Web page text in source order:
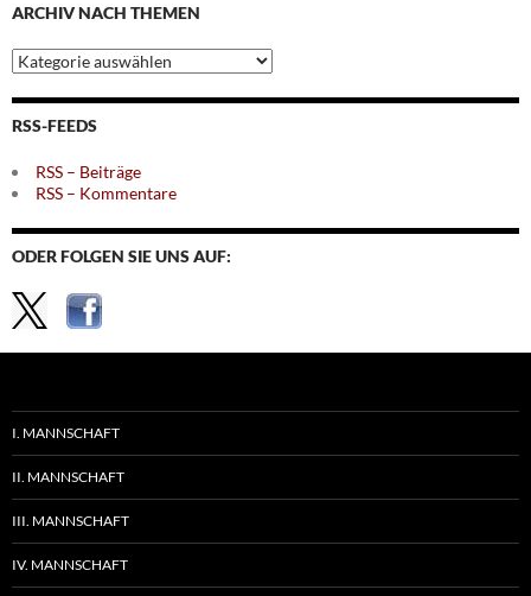
ARCHIV NACH THEMEN
Archiv
nach
Themen
RSS-FEEDS
RSS – Beiträge
RSS – Kommentare
ODER FOLGEN SIE UNS AUF:
I. MANNSCHAFT
II. MANNSCHAFT
III. MANNSCHAFT
IV. MANNSCHAFT